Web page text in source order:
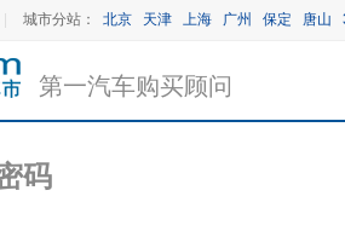
城市分站： 北京 天津 上海 广州 保定 唐山
第一汽车购买顾问
码